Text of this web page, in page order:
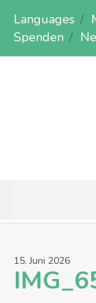
Languages
Spenden
15. Juni 2026